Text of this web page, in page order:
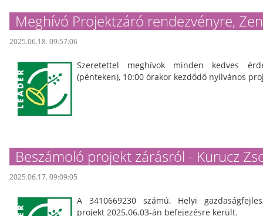
Meghívó Projektzáró rendezvényre,
2025.06.18. 09:57:06
Szeretettel meghívok minden kedves
(pénteken), 10:00 órakor kezdődő nyilvános
Beszámoló projekt zárásról - Kurucz
2025.06.17. 09:09:05
A 3410669230 számú, Helyi
projekt 2025.06.03-án befejezésre került.